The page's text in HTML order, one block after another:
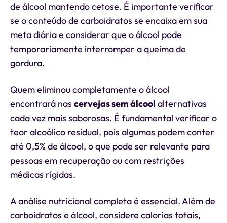
de álcool mantendo cetose. É importante verificar
se o conteúdo de carboidratos se encaixa em sua
meta diária e considerar que o álcool pode
temporariamente interromper a queima de
gordura.
Quem eliminou completamente o álcool
encontrará nas cervejas sem álcool alternativas
cada vez mais saborosas. É fundamental verificar o
teor alcoólico residual, pois algumas podem conter
até 0,5% de álcool, o que pode ser relevante para
pessoas em recuperação ou com restrições
médicas rígidas.
A análise nutricional completa é essencial. Além de
carboidratos e álcool, considere calorias totais,